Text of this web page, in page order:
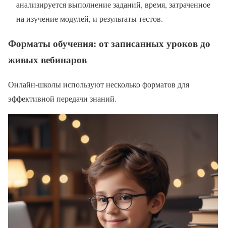
анализируется выполнение заданий, время, затраченное
на изучение модулей, и результаты тестов.
Форматы обучения: от записанных уроков до
живых вебинаров
Онлайн-школы используют несколько форматов для
эффективной передачи знаний.